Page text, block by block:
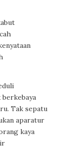
Tak sepatu
aparatur
kaya